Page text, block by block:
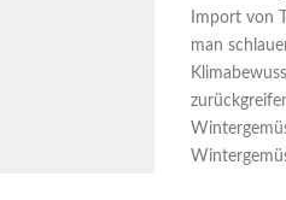
Import von
man